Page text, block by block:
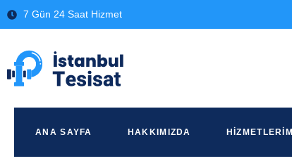
7 Gün 24 Saat Hizmet
ANA SAYFA HAKKIMIZDA